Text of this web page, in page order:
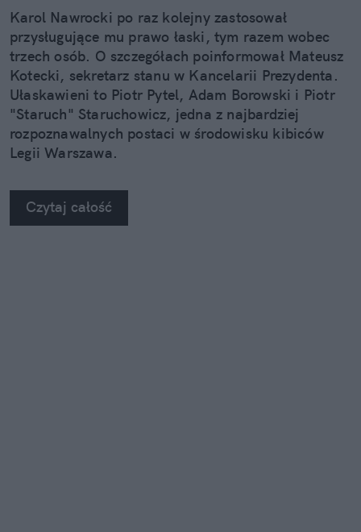
Karol Nawrocki po raz kolejny zastosował
przysługujące mu prawo łaski, tym razem wobec
trzech osób. O szczegółach poinformował Mateusz
Kotecki, sekretarz stanu w Kancelarii Prezydenta.
Ułaskawieni to Piotr Pytel, Adam Borowski i Piotr
"Staruch" Staruchowicz, jedna z najbardziej
rozpoznawalnych postaci w środowisku kibiców
Legii Warszawa.
Czytaj całość